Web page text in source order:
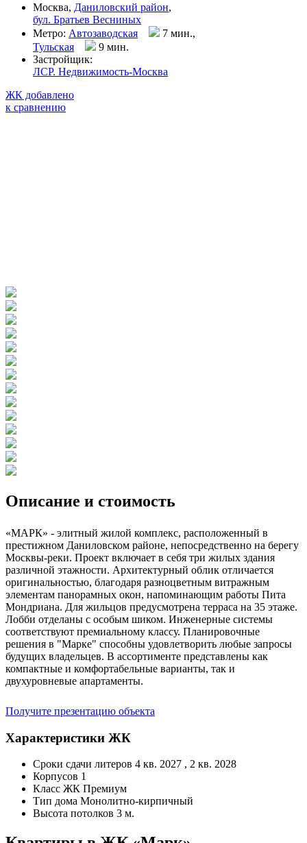
Москва, Даниловский район,
бул. Братьев Весниных
Метро: Автозаводская
7 мин.,
Тульская
9 мин.
Застройщик:
ЛСР. Недвижимость-Москва
ЖК добавлено
к сравнению
Описание и стоимость
«МАРК» - элитный жилой комплекс, расположенный в
престижном Даниловском районе, непосредственно на берегу
Москвы-реки. Проект включает в себя три жилых здания
различной этажности. Архитектурный облик отличается
оригинальностью, благодаря разноцветным витражным
элементам панорамных окон, напоминающим работы Пита
Мондриана. Для жильцов предусмотрена терраса на 35 этаже.
Лобби отделаны с особым шиком. Инженерные системы
соответствуют премиальному классу. Планировочные
решения в "Марке" способны удовлетворить любые запросы
будущих владельцев. В ассортименте представлены как
компактные и комфортабельные варианты, так и
двухуровневые апартаменты.
Получите презентацию объекта
Характеристики ЖК
Сроки сдачи литеров 4 кв. 2027 , 2 кв. 2028
Корпусов 1
Класс ЖК Премиум
Тип дома Монолитно-кирпичный
Высота потолков 3 м.